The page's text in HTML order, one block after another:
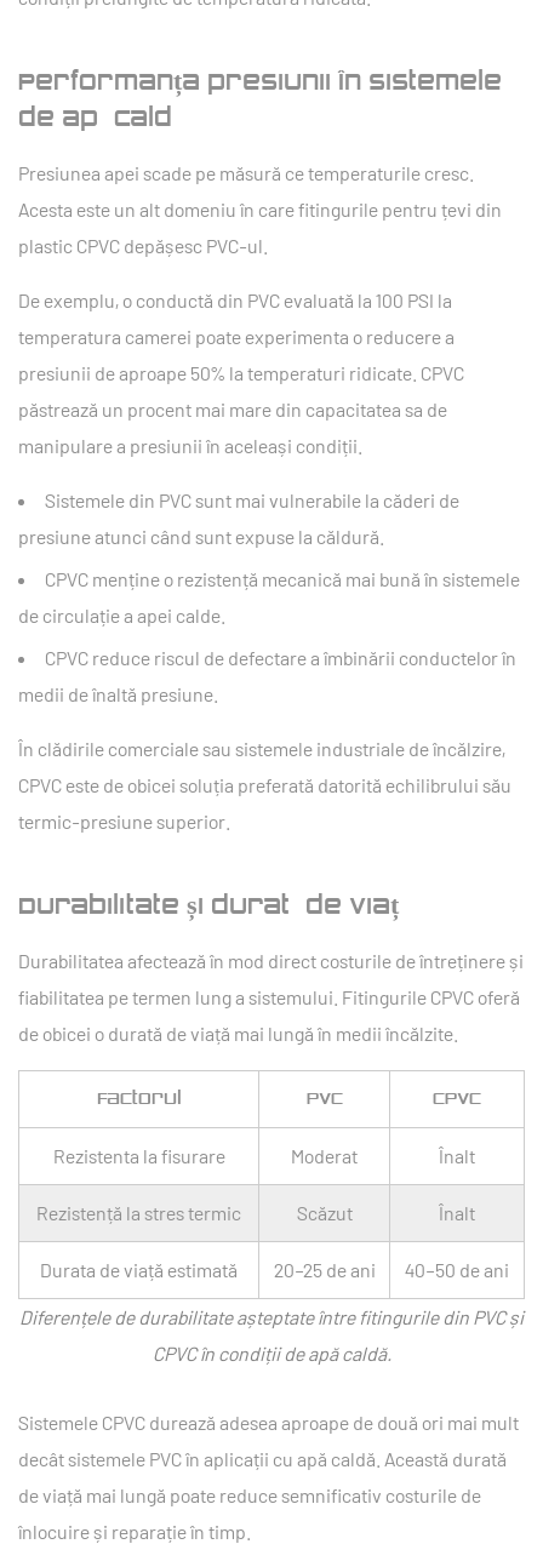
Performanța presiunii în sistemele
de apă caldă
Presiunea apei scade pe măsură ce temperaturile cresc.
Acesta este un alt domeniu în care fitingurile pentru țevi din
plastic CPVC depășesc PVC-ul.
De exemplu, o conductă din PVC evaluată la 100 PSI la
temperatura camerei poate experimenta o reducere a
presiunii de aproape 50% la temperaturi ridicate. CPVC
păstrează un procent mai mare din capacitatea sa de
manipulare a presiunii în aceleași condiții.
Sistemele din PVC sunt mai vulnerabile la căderi de
presiune atunci când sunt expuse la căldură.
CPVC menține o rezistență mecanică mai bună în sistemele
de circulație a apei calde.
CPVC reduce riscul de defectare a îmbinării conductelor în
medii de înaltă presiune.
În clădirile comerciale sau sistemele industriale de încălzire,
CPVC este de obicei soluția preferată datorită echilibrului său
termic-presiune superior.
Durabilitate și durată de viață
Durabilitatea afectează în mod direct costurile de întreținere și
fiabilitatea pe termen lung a sistemului. Fitingurile CPVC oferă
de obicei o durată de viață mai lungă în medii încălzite.
Diferențele de durabilitate așteptate între fitingurile din PVC și
CPVC în condiții de apă caldă.
Factorul PVC CPVC
Rezistenta la fisurare Moderat Înalt
Rezistență la stres termic Scăzut Înalt
Durata de viață estimată 20–25 de ani 40–50 de ani
Sistemele CPVC durează adesea aproape de două ori mai mult
decât sistemele PVC în aplicații cu apă caldă. Această durată
de viață mai lungă poate reduce semnificativ costurile de
înlocuire și reparație în timp.